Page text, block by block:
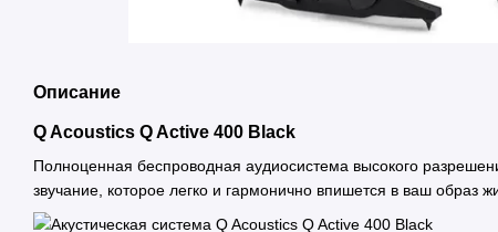
Описание
Q Acoustics Q Active 400 Black
Полноценная беспроводная аудиосистема высокого
звучание, которое легко и гармонично впишется в ваш образ